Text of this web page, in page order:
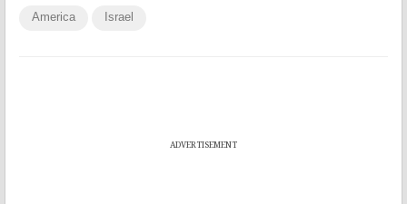
America Israel
ADVERTISEMENT